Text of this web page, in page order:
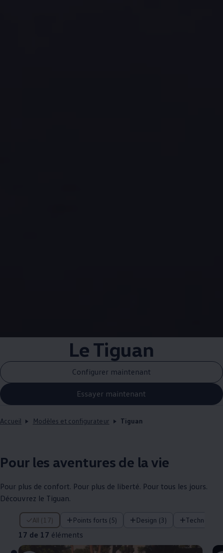
Le Tiguan
Configurer maintenant
Essayer maintenant
Accueil Modèles et configurateur Tiguan
Pour les aventures de la vie
Pour plus de confort. Pour plus de liberté. Pour tous les jours.
Découvrez le Tiguan.
All (17) Points forts (5) Design (3)
17 de 17 éléments
17 de 17 éléments